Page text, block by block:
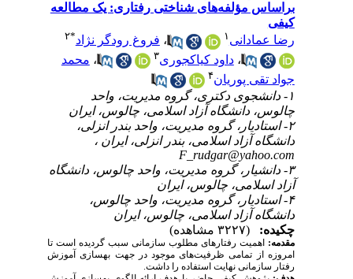
براساس مؤلفه‌های شناختی رفتاری: یک مطالعه
کیفی
رضا عمادانی
،فروغ رودگر نژاد *۲
،داود کیاکجوری ،محمد
جواد تقی پوریان ۴
۱- دانشجوی دکتری، گروه مدیریت، واحد
چالوس، دانشگاه آزاد اسلامی، چالوس، ایران
۲- استادیار، گروه مدیریت، واحد بندر انزلی،
دانشگاه آزاد اسلامی، بندر انزلی، ایران ،
F_rudgar@yahoo.com
۳- دانشیار، گروه مدیریت، واحد چالوس، دانشگاه
آزاد اسلامی، چالوس، ایران
۴- استادیار، گروه مدیریت، واحد چالوس،
دانشگاه آزاد اسلامی، چالوس، ایران
چکیده:
مقدمه:اهمیت رفتارهای مطلوب سازمانی سبب گردیده است تا
امروزه از تمامی ظرفیت‌های موجود در جهت بهسازی آموزش
رفتار سازمانی نهایت استفاده را داشت.